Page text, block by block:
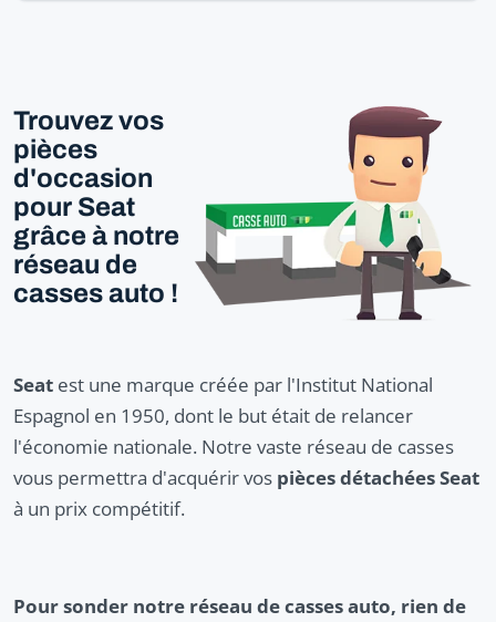
Trouvez vos
pièces
d'occasion
pour Seat
grâce à notre
réseau de
casses auto !
Seat est une marque créée par l'Institut National
Espagnol en 1950, dont le but était de relancer
l'économie nationale. Notre vaste réseau de casses
vous permettra d'acquérir vos pièces détachées Seat
à un prix compétitif.
Pour sonder notre réseau de casses auto, rien de